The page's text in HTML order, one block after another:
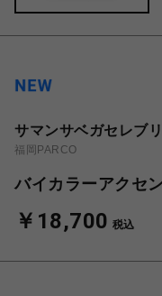
サマンサベガセレブ
福岡PARCO
バイカラーアクセ
￥18,700 税込